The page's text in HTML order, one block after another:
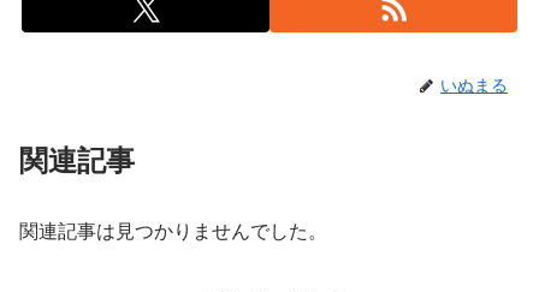
いぬまる
関連記事
関連記事は見つかりませんでした。